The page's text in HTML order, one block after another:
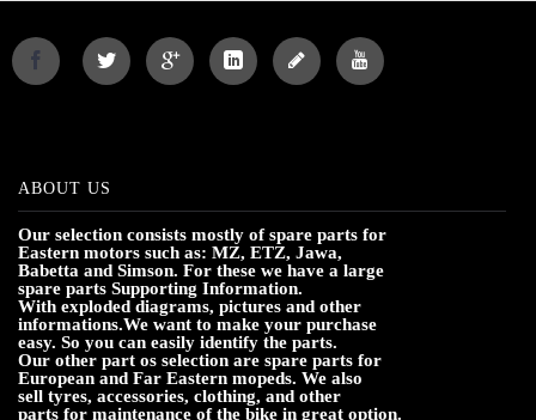
ABOUT US
Our selection consists mostly of spare parts for
Eastern motors such as: MZ, ETZ, Jawa,
Babetta and Simson. For these we have a large
spare parts Supporting Information.
With exploded diagrams, pictures and other
informations.We want to make your purchase
easy. So you can easily identify the parts.
Our other part os selection are spare parts for
European and Far Eastern mopeds. We also
sell tyres, accessories, clothing, and other
parts for maintenance of the bike in great option.